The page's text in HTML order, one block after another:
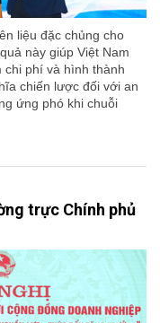
liệu đặc chủng cho
này giúp Việt Nam
chi phí và hình thành
chiến lược đối với an
ứng phó khi chuỗi
trực Chính phủ